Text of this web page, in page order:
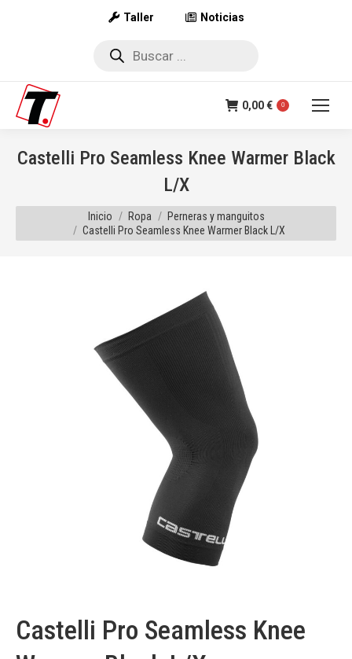
Taller Noticias
Búsqueda
0,00€ 0
Castelli Pro Seamless Knee Warmer Black
L/X
Estás aquí:
Inicio Ropa
Perneras y manguitos
Castelli Pro Seamless Knee Warmer Black L/X
Castelli Pro Seamless Knee